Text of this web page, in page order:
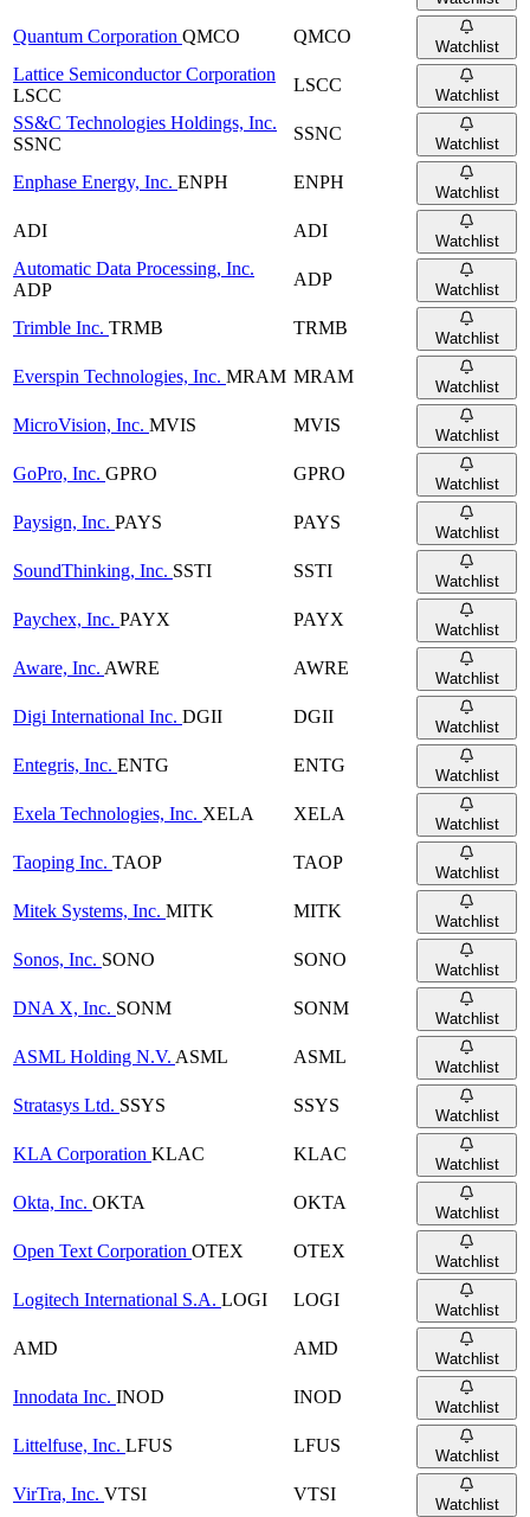
Quantum Corporation QMCO QMCO
Watchlist
Lattice Semiconductor Corporation
LSCC
LSCC
Watchlist
SS&C Technologies Holdings, Inc.
SSNC
SSNC
Watchlist
Enphase Energy, Inc. ENPH ENPH
Watchlist
ADI ADI
Watchlist
Automatic Data Processing, Inc.
ADP
ADP
Watchlist
Trimble Inc. TRMB TRMB
Watchlist
Everspin Technologies, Inc. MRAM MRAM
Watchlist
MicroVision, Inc. MVIS MVIS
Watchlist
GoPro, Inc. GPRO GPRO
Watchlist
Paysign, Inc. PAYS PAYS
Watchlist
SoundThinking, Inc. SSTI SSTI
Watchlist
Paychex, Inc. PAYX PAYX
Watchlist
Aware, Inc. AWRE AWRE
Watchlist
Digi International Inc. DGII DGII
Watchlist
Entegris, Inc. ENTG ENTG
Watchlist
Exela Technologies, Inc. XELA XELA
Watchlist
Taoping Inc. TAOP TAOP
Watchlist
Mitek Systems, Inc. MITK MITK
Watchlist
Sonos, Inc. SONO SONO
Watchlist
DNA X, Inc. SONM SONM
Watchlist
ASML Holding N.V. ASML ASML
Watchlist
Stratasys Ltd. SSYS SSYS
Watchlist
KLA Corporation KLAC KLAC
Watchlist
Okta, Inc. OKTA OKTA
Watchlist
Open Text Corporation OTEX OTEX
Watchlist
Logitech International S.A. LOGI LOGI
Watchlist
AMD AMD
Watchlist
Innodata Inc. INOD INOD
Watchlist
Littelfuse, Inc. LFUS LFUS
Watchlist
VirTra, Inc. VTSI VTSI
Watchlist